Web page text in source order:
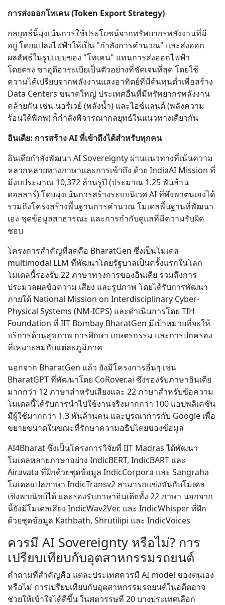
การส่งออกโทเคน (Token Export Strategy)
กลยุทธ์นี้มุ่งเน้นการใช้ประโยชน์จากทรัพยากรพลังงานที่มี
อยู่ โดยแปลงไฟฟ้าให้เป็น "กำลังการคำนวณ" และส่งออก
ผลลัพธ์ในรูปแบบของ "โทเคน" แทนการส่งออกไฟฟ้า
โดยตรง ซาอุดีอาระเบียเป็นตัวอย่างที่ชัดเจนที่สุด โดยใช้
ความได้เปรียบจากพลังงานแสงอาทิตย์ที่มีต้นทุนต่ำเพื่อสร้าง
Data Centers ขนาดใหญ่ ประเทศอื่นที่มีทรัพยากรพลังงาน
คล้ายกัน เช่น นอร์เวย์ (พลังน้ำ) และไอซ์แลนด์ (พลังความ
ร้อนใต้พิภพ) ก็กำลังพิจารณากลยุทธ์ในแนวทางเดียวกัน
อินเดีย: การสร้าง AI ที่เข้าถึงได้สำหรับทุกคน
อินเดียกำลังพัฒนา AI Sovereignty ผ่านแนวทางที่เน้นความ
หลากหลายทางภาษาและการเข้าถึง ด้วย IndiaAI Mission ที่
มีงบประมาณ 10,372 ล้านรูปี (ประมาณ 1.25 พันล้าน
ดอลลาร์) โดยมุ่งเน้นการสร้างระบบนิเวศ AI ที่พึ่งพาตนเองได้
รวมถึงโครงสร้างพื้นฐานการคำนวณ โมเดลพื้นฐานที่พัฒนา
เอง ชุดข้อมูลสาธารณะ และการกำกับดูแลที่มีความรับผิด
ชอบ
โครงการสำคัญที่สุดคือ BharatGen ซึ่งเป็นโมเดล
multimodal LLM ที่พัฒนาโดยรัฐบาลเป็นครั้งแรกในโลก
โมเดลนี้รองรับ 22 ภาษาทางการของอินเดีย รวมถึงการ
ประมวลผลข้อความ เสียง และรูปภาพ โดยได้รับการพัฒนา
ภายใต้ National Mission on Interdisciplinary Cyber-
Physical Systems (NM-ICPS) และดำเนินการโดย TIH
Foundation ที่ IIT Bombay BharatGen มีเป้าหมายที่จะให้
บริการด้านสุขภาพ การศึกษา เกษตรกรรม และการปกครอง
ที่เหมาะสมกับแต่ละภูมิภาค
นอกจาก BharatGen แล้ว ยังมีโครงการอื่นๆ เช่น
BharatGPT ที่พัฒนาโดย CoRover.ai ซึ่งรองรับภาษาอินเดีย
มากกว่า 12 ภาษาสำหรับเสียงและ 22 ภาษาสำหรับข้อความ
โมเดลนี้ได้รับการนำไปใช้งานจริงมากกว่า 100 แอปพลิเคชัน
มีผู้ใช้มากกว่า 1.3 พันล้านคน และบูรณาการกับ Google เพื่อ
ขยายขนาดในขณะที่รักษาความอธิปไตยของข้อมูล
AI4Bharat ซึ่งเป็นโครงการวิจัยที่ IIT Madras ได้พัฒนา
โมเดลหลายภาษาอย่าง IndicBERT, IndicBART และ
Airavata ที่ฝึกด้วยชุดข้อมูล IndicCorpora และ Sangraha
โมเดลแปลภาษา IndicTransv2 สามารถแข่งขันกับโมเดล
เชิงพาณิชย์ได้ และรองรับภาษาอินเดียทั้ง 22 ภาษา นอกจาก
นี้ยังมีโมเดลเสียง IndicWav2Vec และ IndicWhisper ที่ฝึก
ด้วยชุดข้อมูล Kathbath, Shrutilipi และ IndicVoices
ควรมี AI Sovereignty หรือไม่? การ
เปรียบเทียบกับอุตสาหกรรมรถยนต์
คำถามที่สำคัญคือ แต่ละประเทศควรมี AI model ของตนเอง
หรือไม่ การเปรียบเทียบกับอุตสาหกรรมรถยนต์ในอดีตอาจ
ช่วยให้เข้าใจได้ดีขึ้น ในศตวรรษที่ 20 บางประเทศเลือก